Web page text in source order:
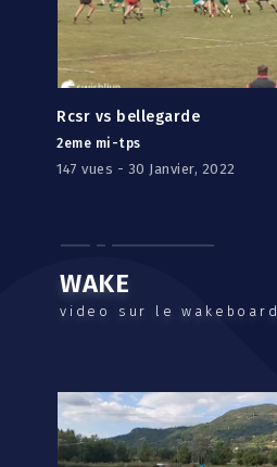
Rcsr vs bellegarde
2eme mi-tps
147 vues - 30 Janvier, 2022
WAKE
video sur le wakeboard